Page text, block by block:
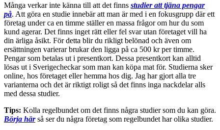
Många verkar inte känna till att det finns studier att tjäna pengar
på. Att göra en studie innebär att man är med i en fokusgrupp där ett
företag under ca en timme ställer en massa frågor om hur du som
kund agerar. Det finns inget rätt eller fel svar utan företaget vill ha
din ärliga åsikt. För detta blir du rikligt belönad och även om
ersättningen varierar brukar den ligga på ca 500 kr per timme.
Pengar som betalas ut i presentkort. Dessa presentkort kan alltid
lösas ut i Sverigecheckar som man kan köpa mat för. Studierna sker
online, hos företaget eller hemma hos dig. Jag har gjort alla tre
varianterna och det är riktigt roligt så det finns inga nackdelar alls
med dessa studier.
Tips: Kolla regelbundet om det finns några studier som du kan göra.
Börja härså ser du några företag som regelbundet har olika studier.